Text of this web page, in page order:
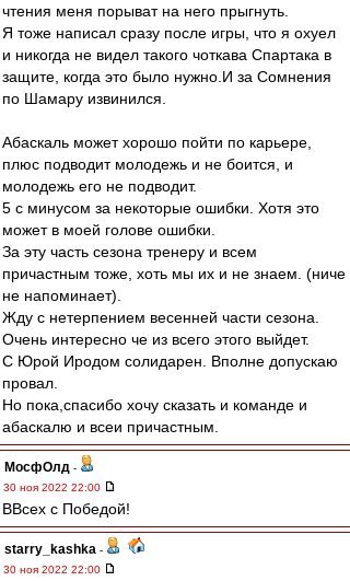
чтения меня порыват на него прыгнуть.
Я тоже написал сразу после игры, что я охуел
и никогда не видел такого чоткава Спартака в
защите, когда это было нужно.И за Сомнения
по Шамару извинился.
Абаскаль может хорошо пойти по карьере,
плюс подводит молодежь и не боится, и
молодежь его не подводит.
5 с минусом за некоторые ошибки. Хотя это
может в моей голове ошибки.
За эту часть сезона тренеру и всем
причастным тоже, хоть мы их и не знаем. (ниче
не напоминает).
Жду с нетерпением весенней части сезона.
Очень интересно че из всего этого выйдет.
С Юрой Иродом солидарен. Вполне допускаю
провал.
Но пока,спасибо хочу сказать и команде и
абаскалю и всеи причастным.
МосфОлд -
30 ноя 2022 22:00
ВВсех с Победой!
starry_kashka -
30 ноя 2022 22:00